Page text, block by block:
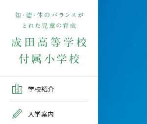
学校紹介
入学案内